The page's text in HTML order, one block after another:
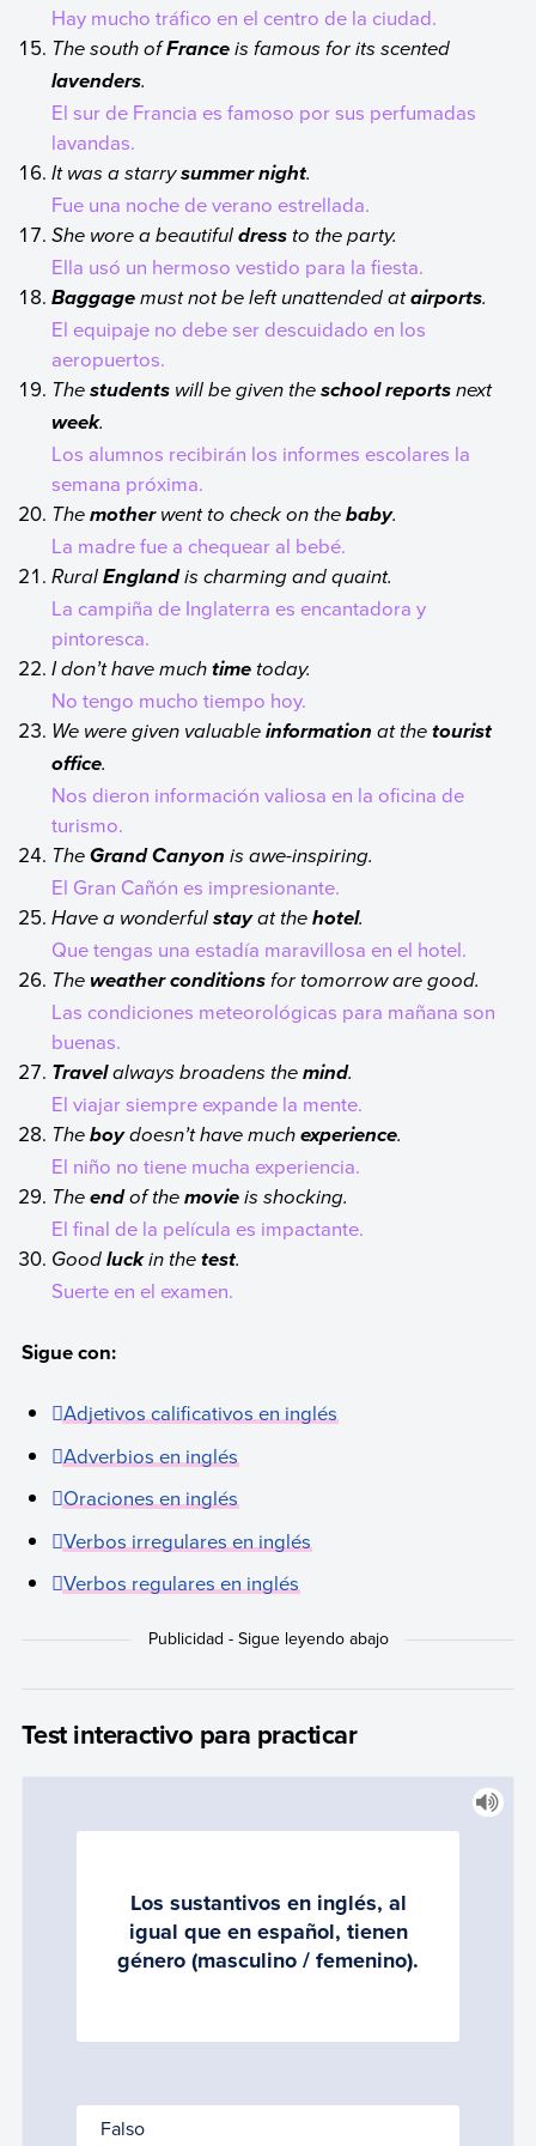
Hay mucho tráfico en el centro de la ciudad.
The south ofFranceis famous for its scented
lavenders.
El sur de Francia es famoso por sus perfumadas
lavandas.
It was a starrysummer night.
Fue una noche de verano estrellada.
She wore a beautifuldress to the party.
Ella usó un hermoso vestido para la fiesta.
Baggage must not be left unattended atairports.
El equipaje no debe ser descuidado en los
aeropuertos.
Thestudents will be given theschool reports next
week.
Los alumnos recibirán los informes escolares la
semana próxima.
Themother went to check on thebaby.
La madre fue a chequear al bebé.
RuralEnglandis charming and quaint.
La campiña de Inglaterra es encantadora y
pintoresca.
I don’t have muchtime today.
No tengo mucho tiempo hoy.
We were given valuable information at thetourist
office.
Nos dieron información valiosa en la oficina de
turismo.
TheGrand Canyon is awe-inspiring.
El Gran Cañón es impresionante.
Have a wonderfulstayat thehotel.
Que tengas una estadía maravillosa en el hotel.
The weather conditions for tomorrow are good.
Las condiciones meteorológicas para mañana son
buenas.
Travelalways broadens themind.
El viajar siempre expande la mente.
Theboydoesn’t have muchexperience.
El niño no tiene mucha experiencia.
Theendof themovie is shocking.
El final de la película es impactante.
Goodluckin thetest.
Suerte en el examen.
Sigue con:
Adjetivos calificativos en inglés
Adverbios en inglés
Oraciones en inglés
Verbos irregulares en inglés
Verbos regulares en inglés
Test interactivo para practicar